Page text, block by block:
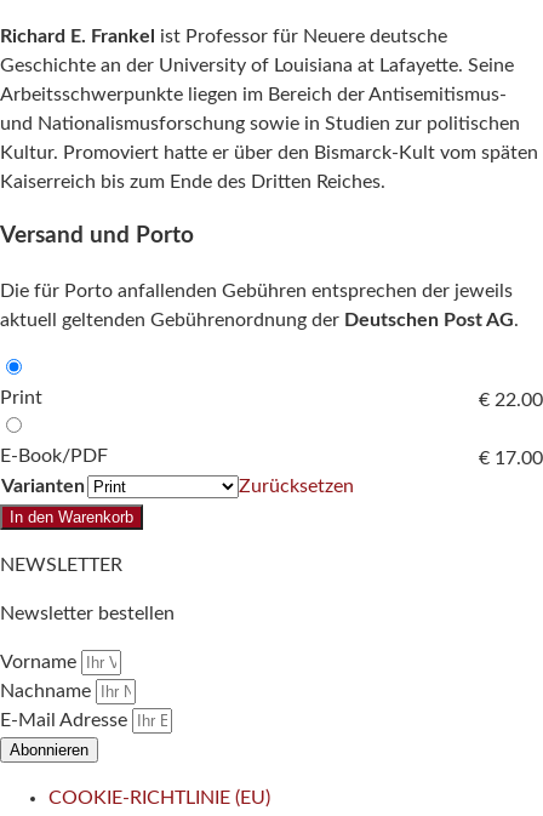
Richard E. Frankel
ist Professor für Neuere deutsche
Geschichte an der University of Louisiana at Lafayette. Seine
Arbeitsschwerpunkte liegen im Bereich der Antisemitismus-
und Nationalismusforschung sowie in Studien zur politischen
Kultur. Promoviert hatte er über den Bismarck-Kult vom späten
Kaiserreich bis zum Ende des Dritten Reiches.
Versand und Porto
Die für Porto anfallenden Gebühren entsprechen der jeweils
aktuell geltenden Gebührenordnung der Deutschen Post AG.
Print € 22.00
E-Book/PDF € 17.00
Varianten
Zurücksetzen
Antisemitismus
dem
Holocaust.
und
die
Vereinigten
Staaten
Vergleich.
In den Warenkorb
NEWSLETTER
Newsletter bestellen
Vorname
Nachname
E-Mail Adresse
Abonnieren
COOKIE-RICHTLINIE (EU)